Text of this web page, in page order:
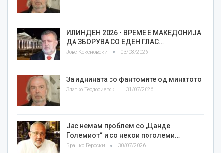
ИЛИНДЕН 2026 • ВРЕМЕ Е МАКЕДОНИЈА
ДА ЗБОРУВА СО ЕДЕН ГЛАС…
Јове Кекеновски 03/08/2026
За иднината со фантомите од минатото
Златко Теодосиевски 31/07/2026
Јас немам проблем со „Цанде
Големиот“ и со некои поголеми…
Бранко Героски 30/07/2026